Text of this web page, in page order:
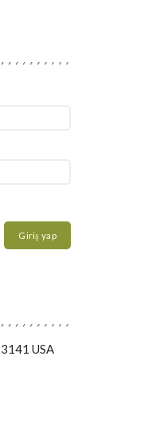
Giriş yap
USA